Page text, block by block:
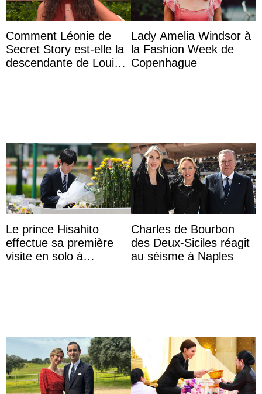
Comment Léonie de
Secret Story est-elle la
descendante de Louis
Lady Amelia Windsor à
la Fashion Week de
Copenhague
Le prince Hisahito
effectue sa première
visite en solo à
Charles de Bourbon
des Deux-Siciles réagit
au séisme à Naples